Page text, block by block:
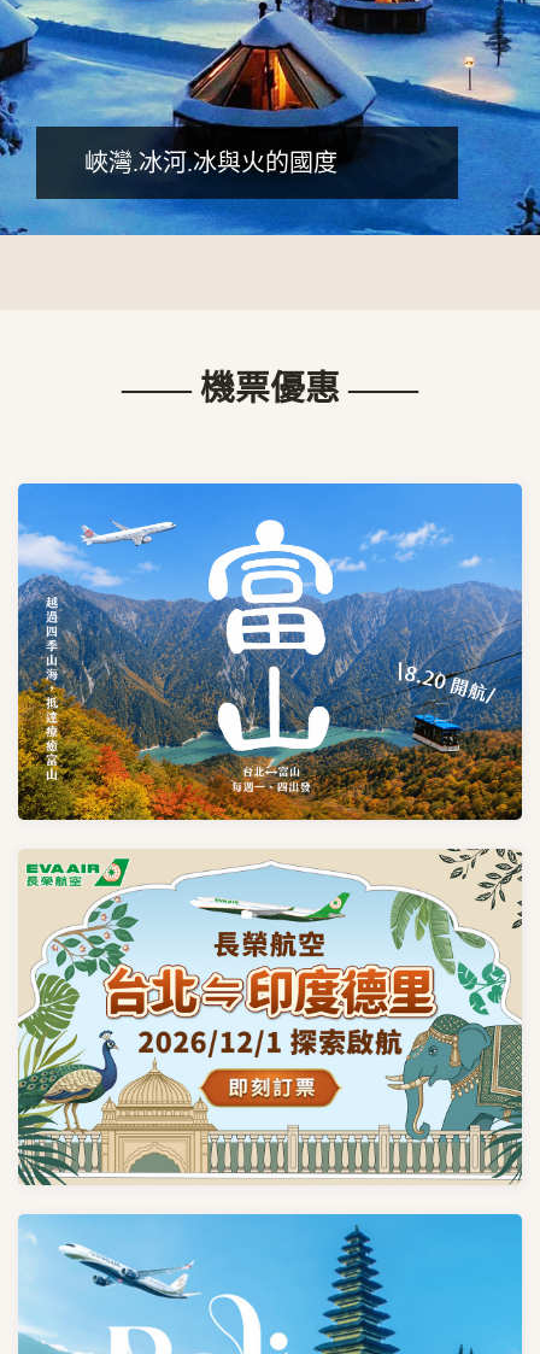
峽灣.冰河.冰與火的國度
—— 機票優惠 ——